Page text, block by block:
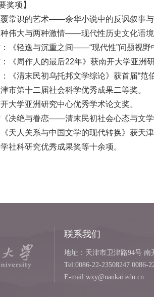
奖项】
常识的艺术——余华小说中的反讽叙事
伟大与两种激情——现代性历史文化语
《轻逸与沉重之间——“现代性”问题视野
《周作人的最后22年》获南开大学亚洲
《清末民初乌托邦文学综论》获首届“范
市第十二届社会科学优秀成果二等奖。
大学亚洲研究中心优秀学术论文奖。
决绝与眷恋——清末民初社会心态与文
天人关系与中国文学的现代转换》获天
社科研究优秀成果奖等十余项。
联系我们
地址：天津市卫津路94号 南
Tel:0086-22-23508247 0086-
E-mail:wxy@nankai.edu.cn